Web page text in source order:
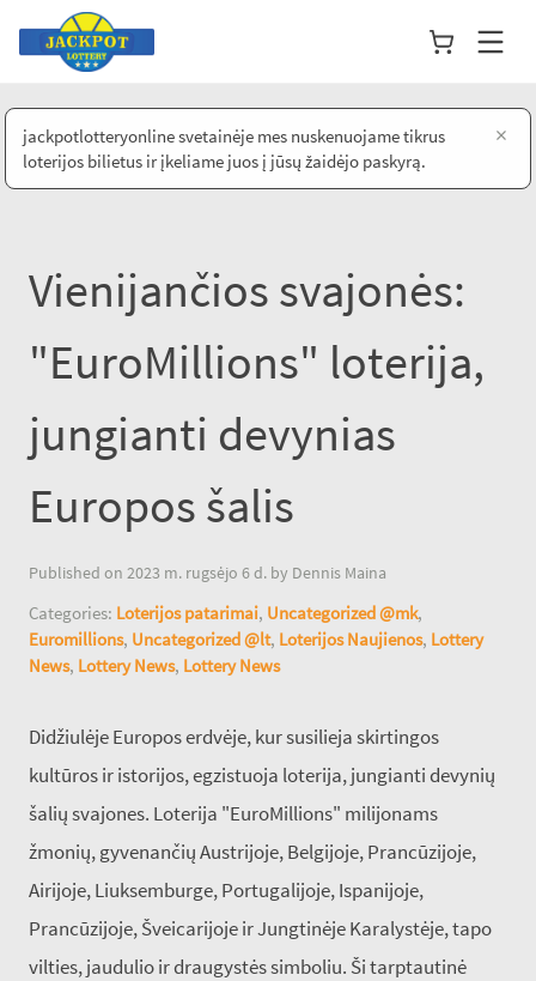
jackpotlotteryonline svetainėje mes nuskenuojame tikrus
loterijos bilietus ir įkeliame juos į jūsų žaidėjo paskyrą.
×
Vienijančios svajonės:
"EuroMillions" loterija,
jungianti devynias
Europos šalis
Published on 2023 m. rugsėjo 6 d. by Dennis Maina
Categories: Loterijos patarimai, Uncategorized @mk,
Euromillions, Uncategorized @lt, Loterijos Naujienos, Lottery
News, Lottery News, Lottery News
Didžiulėje Europos erdvėje, kur susilieja skirtingos
kultūros ir istorijos, egzistuoja loterija, jungianti devynių
šalių svajones. Loterija "EuroMillions" milijonams
žmonių, gyvenančių Austrijoje, Belgijoje, Prancūzijoje,
Airijoje, Liuksemburge, Portugalijoje, Ispanijoje,
Prancūzijoje, Šveicarijoje ir Jungtinėje Karalystėje, tapo
vilties, jaudulio ir draugystės simboliu. Ši tarptautinė